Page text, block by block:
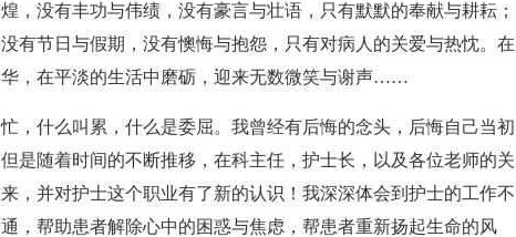
，没有丰功与伟绩，没有豪言与壮语，只有默默的奉献与耕耘；
有节日与假期，没有懊悔与抱怨，只有对病人的关爱与热忱。在
，在平淡的生活中磨砺，迎来无数微笑与谢声……
，什么叫累，什么是委屈。我曾经有后悔的念头，后悔自己当初
是随着时间的不断推移，在科主任，护士长，以及各位老师的关
，并对护士这个职业有了新的认识！我深深体会到护士的工作不
，帮助患者解除心中的困惑与焦虑，帮患者重新扬起生命的风